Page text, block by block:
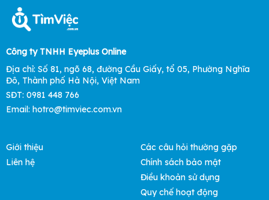
Công ty TNHH Eyeplus Online
Địa chỉ: Số 81, ngõ 68, đường Cầu Giấy, tổ 05, Phường Nghĩa
Đô, Thành phố Hà Nội, Việt Nam
SĐT: 0981 448 766
Email: hotro@timviec.com.vn
Giới thiệu
Liên hệ
Các câu hỏi thường gặp
Chính sách bảo mật
Điều khoản sử dụng
Quy chế hoạt động